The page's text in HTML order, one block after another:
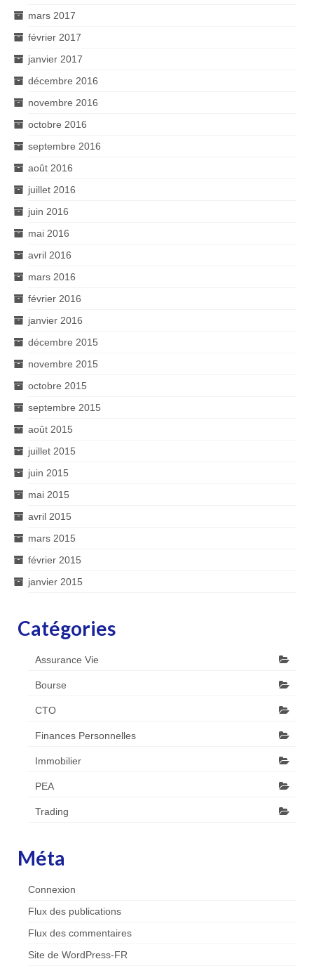
mars 2017
février 2017
janvier 2017
décembre 2016
novembre 2016
octobre 2016
septembre 2016
août 2016
juillet 2016
juin 2016
mai 2016
avril 2016
mars 2016
février 2016
janvier 2016
décembre 2015
novembre 2015
octobre 2015
septembre 2015
août 2015
juillet 2015
juin 2015
mai 2015
avril 2015
mars 2015
février 2015
janvier 2015
Catégories
Assurance Vie
Bourse
CTO
Finances Personnelles
Immobilier
PEA
Trading
Méta
Connexion
Flux des publications
Flux des commentaires
Site de WordPress-FR